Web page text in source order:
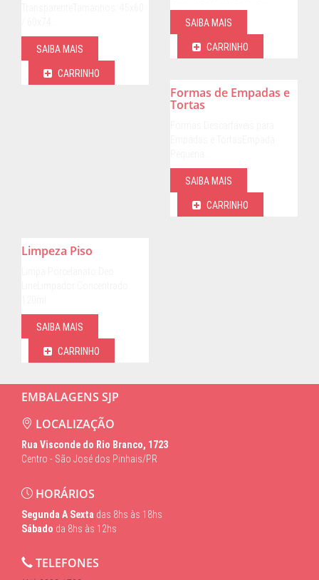
SAIBA MAIS
CARRINHO
SAIBA MAIS
CARRINHO
Formas de Empadas e
Tortas
SAIBA MAIS
CARRINHO
Limpeza Piso
SAIBA MAIS
CARRINHO
EMBALAGENS SJP
LOCALIZAÇÃO
Rua Visconde do Rio Branco, 1723
Centro - São José dos Pinhais/PR
HORÁRIOS
Segunda A Sexta das 8hs às 18hs
Sábado da 8hs às 12hs
TELEFONES